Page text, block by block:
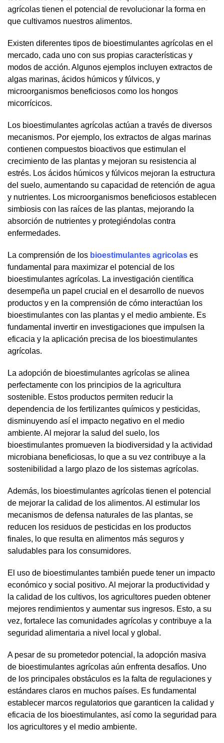
agrícolas tienen el potencial de revolucionar la forma en
que cultivamos nuestros alimentos.
Existen diferentes tipos de bioestimulantes agrícolas en el
mercado, cada uno con sus propias características y
modos de acción. Algunos ejemplos incluyen extractos de
algas marinas, ácidos húmicos y fúlvicos, y
microorganismos beneficiosos como los hongos
micorrícicos.
Los bioestimulantes agrícolas actúan a través de diversos
mecanismos. Por ejemplo, los extractos de algas marinas
contienen compuestos bioactivos que estimulan el
crecimiento de las plantas y mejoran su resistencia al
estrés. Los ácidos húmicos y fúlvicos mejoran la estructura
del suelo, aumentando su capacidad de retención de agua
y nutrientes. Los microorganismos beneficiosos establecen
simbiosis con las raíces de las plantas, mejorando la
absorción de nutrientes y protegiéndolas contra
enfermedades.
La comprensión de los bioestimulantes agricolas es
fundamental para maximizar el potencial de los
bioestimulantes agrícolas. La investigación científica
desempeña un papel crucial en el desarrollo de nuevos
productos y en la comprensión de cómo interactúan los
bioestimulantes con las plantas y el medio ambiente. Es
fundamental invertir en investigaciones que impulsen la
eficacia y la aplicación precisa de los bioestimulantes
agrícolas.
La adopción de bioestimulantes agrícolas se alinea
perfectamente con los principios de la agricultura
sostenible. Estos productos permiten reducir la
dependencia de los fertilizantes químicos y pesticidas,
disminuyendo así el impacto negativo en el medio
ambiente. Al mejorar la salud del suelo, los
bioestimulantes promueven la biodiversidad y la actividad
microbiana beneficiosas, lo que a su vez contribuye a la
sostenibilidad a largo plazo de los sistemas agrícolas.
Además, los bioestimulantes agrícolas tienen el potencial
de mejorar la calidad de los alimentos. Al estimular los
mecanismos de defensa naturales de las plantas, se
reducen los residuos de pesticidas en los productos
finales, lo que resulta en alimentos más seguros y
saludables para los consumidores.
El uso de bioestimulantes también puede tener un impacto
económico y social positivo. Al mejorar la productividad y
la calidad de los cultivos, los agricultores pueden obtener
mejores rendimientos y aumentar sus ingresos. Esto, a su
vez, fortalece las comunidades agrícolas y contribuye a la
seguridad alimentaria a nivel local y global.
A pesar de su prometedor potencial, la adopción masiva
de bioestimulantes agrícolas aún enfrenta desafíos. Uno
de los principales obstáculos es la falta de regulaciones y
estándares claros en muchos países. Es fundamental
establecer marcos regulatorios que garanticen la calidad y
eficacia de los bioestimulantes, así como la seguridad para
los agricultores y el medio ambiente.